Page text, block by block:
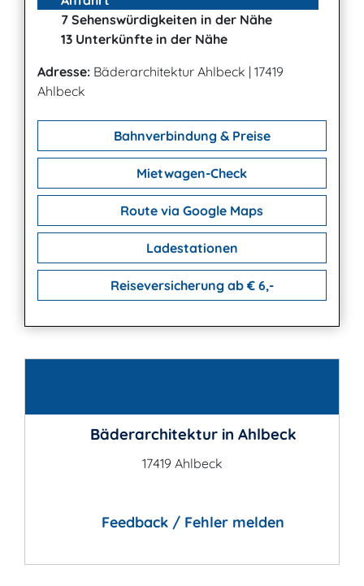
7 Sehenswürdigkeiten in der Nähe
13 Unterkünfte in der Nähe
Adresse: Bäderarchitektur Ahlbeck | 17419
Ahlbeck
Bahnverbindung & Preise
Mietwagen-Check
Route via Google Maps
Ladestationen
Reiseversicherung ab € 6,-
Bäderarchitektur in Ahlbeck
17419 Ahlbeck
Feedback / Fehler melden